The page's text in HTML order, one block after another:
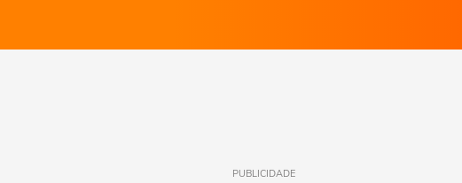
PUBLICIDADE